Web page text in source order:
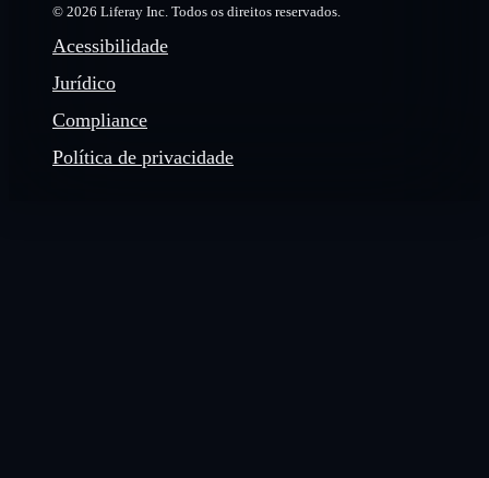
© 2026 Liferay Inc. Todos os direitos reservados.
Acessibilidade
Jurídico
Compliance
Política de privacidade